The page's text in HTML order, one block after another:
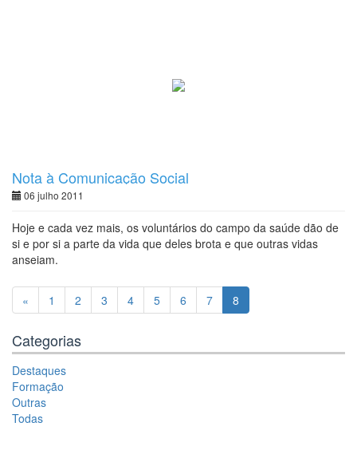
Nota à Comunicação Social
06 julho 2011
Hoje e cada vez mais, os voluntários do campo da saúde dão de
si e por si a parte da vida que deles brota e que outras vidas
anseiam.
« 1 2 3 4 5 6 7 8
Categorias
Destaques
Formação
Outras
Todas